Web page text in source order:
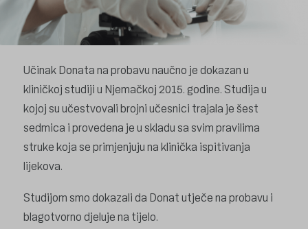
Učinak Donata na probavu naučno je dokazan u
kliničkoj studiji u Njemačkoj 2015. godine. Studija u
kojoj su učestvovali brojni učesnici trajala je šest
sedmica i provedena je u skladu sa svim pravilima
struke koja se primjenjuju na klinička ispitivanja
lijekova.
Studijom smo dokazali da Donat utječe na probavu i
blagotvorno djeluje na tijelo.